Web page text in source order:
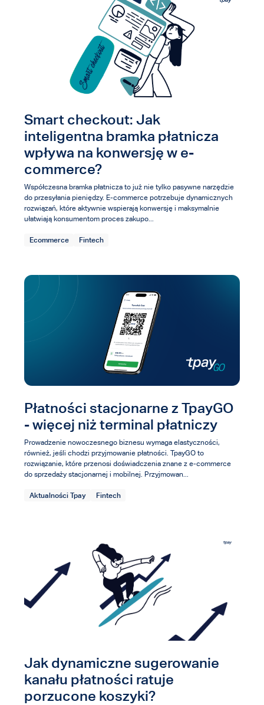
Smart checkout: Jak
inteligentna bramka płatnicza
wpływa na konwersję w e-
commerce?
Współczesna bramka płatnicza to już nie tylko pasywne narzędzie
do przesyłania pieniędzy. E-commerce potrzebuje dynamicznych
rozwiązań, które aktywnie wspierają konwersję i maksymalnie
ułatwiają konsumentom proces zakupo...
Ecommerce Fintech
Płatności stacjonarne z TpayGO
- więcej niż terminal płatniczy
Prowadzenie nowoczesnego biznesu wymaga elastyczności,
również, jeśli chodzi przyjmowanie płatności. TpayGO to
rozwiązanie, które przenosi doświadczenia znane z e-commerce
do sprzedaży stacjonarnej i mobilnej. Przyjmowan...
Aktualności Tpay Fintech
Jak dynamiczne sugerowanie
kanału płatności ratuje
porzucone koszyki?